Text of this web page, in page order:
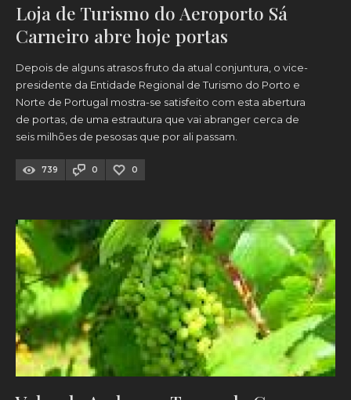
Loja de Turismo do Aeroporto Sá
Carneiro abre hoje portas
Depois de alguns atrasos fruto da atual conjuntura, o vice-
presidente da Entidade Regional de Turismo do Porto e
Norte de Portugal mostra-se satisfeito com esta abertura
de portas, de uma estrautura que vai abranger cerca de
seis milhões de pesosas que por ali passam.
739 0 0